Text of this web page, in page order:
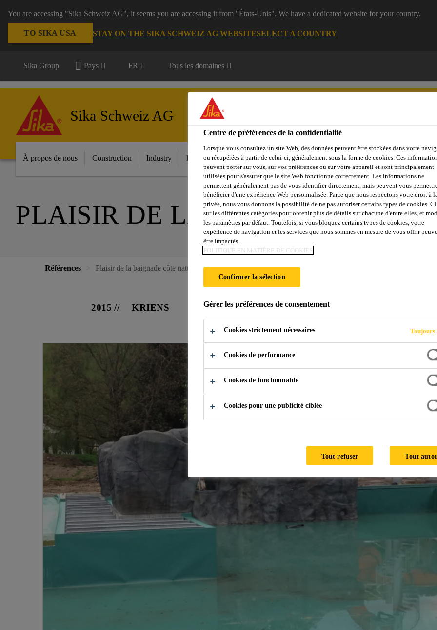
You are accessing "Sika Schweiz AG", it seems you are accessing it from "États-Unis". We have a dedicated website for your country.
TO SIKA USA STAY ON THE SIKA SCHWEIZ AG WEBSITESELECT A COUNTRY
Sika Group Pays FR Tous les domaines
Sika Schweiz AG
À propos de nous Construction Industry Download Center Service News Sika Brands Interlocuteur
PLAISIR DE LA BAIGNADE
Références Plaisir de la baignade côte nature
2015 KRIENS
Centre de préférences de la confidentialité
Lorsque vous consultez un site Web, des données peuvent être stockées dans votre
ou récupérées à partir de celui-ci, généralement sous la forme de cookies. Ces
peuvent porter sur vous, sur vos préférences ou sur votre appareil et sont principalement
utilisées pour s'assurer que le site Web fonctionne correctement. Les informations ne
permettent généralement pas de vous identifier directement, mais peuvent vous
bénéficier d'une expérience Web personnalisée. Parce que nous respectons votre droit à
privée, nous vous donnons la possibilité de ne pas autoriser certains types de cookies.
sur les différentes catégories pour obtenir plus de détails sur chacune d'entre elles, et
les paramètres par défaut. Toutefois, si vous bloquez certains types de cookies, votre
expérience de navigation et les services que nous sommes en mesure de vous offrir
être impactés.
POLITIQUE EN MATIÈRE DE COOKIES
Confirmer la sélection
Gérer les préférences de consentement
Cookies strictement nécessaires Toujours
Cookies de performance
Cookies de fonctionnalité
Cookies pour une publicité ciblée
Tout refuser Tout